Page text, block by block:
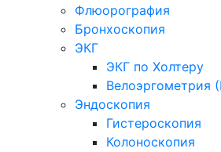
Флюорография
Бронхоскопия
ЭКГ
ЭКГ по Холтеру
Велоэргометрия
Эндоскопия
Гистероскопия
Колоноскопия